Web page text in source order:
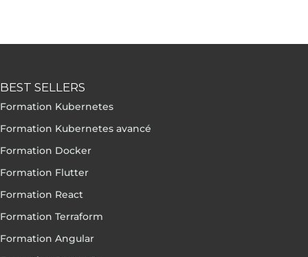
BEST SELLERS
Formation Kubernetes
Formation Kubernetes avancé
Formation Docker
Formation Flutter
Formation React
Formation Terraform
Formation Angular